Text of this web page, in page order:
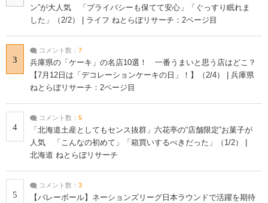
ン”が大人気 「プライバシーも保てて安心」「ぐっすり眠れま
した」（2/2） | ライフ ねとらぼリサーチ：2ページ目
3
コメント数： 7
兵庫県の「ケーキ」の名店10選！ 一番うまいと思う店はどこ？
【7月12日は「デコレーションケーキの日」！】（2/4） | 兵庫県
ねとらぼリサーチ：2ページ目
4
コメント数： 5
「北海道土産としてもセンス抜群」六花亭の“店舗限定”お菓子が
人気 「こんなの初めて」「箱買いするべきだった」（1/2） |
北海道 ねとらぼリサーチ
5
コメント数： 3
【バレーボール】ネーションズリーグ日本ラウンドで活躍を期待